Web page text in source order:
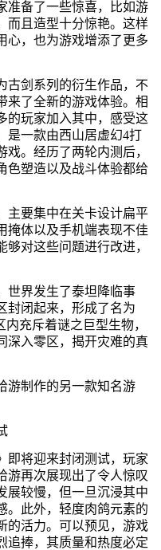
准备了一些惊喜，比如游
而且造型十分惊艳。这样
心，也为游戏增添了更多
古剑系列的衍生作品，不
来了全新的游戏体验。相
的玩家加入其中，感受这
是一款由西山居虚幻4打
。经历了两轮内测后，
色塑造以及战斗体验都给
主要集中在关卡设计扁平
掩体以及手机端表现不佳
对这些问题进行改进，
世界发生了泰坦降临事
封闭起来，形成了名为
充斥着谜之巨型生物，
深入零区，揭开灾难的真
游制作的另一款知名游
即将迎来封闭测试，玩家
游再次展现出了令人惊叹
展较慢，但一旦沉浸其中
。此外，轻度肉鸽元素的
的活力。可以预见，游戏
追捧，其质量和热度必定